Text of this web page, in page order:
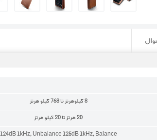
8 کیلوهرتز تا 768 کیلو هرتز
20 هرتز تا 20 كيلو هرتز
124dB 1kHz, Unbalance 125dB 1kHz, Balance